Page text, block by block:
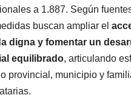
a 1.887. Según
buscan ampliar el
digna y fomentar un
equilibrado, articulando
provincial, municipio y